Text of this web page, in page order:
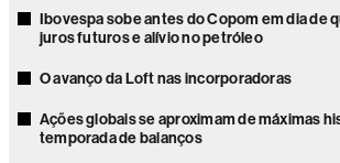
Ibovespa sobe antes do Copom em dia de
juros futuros e alívio no petróleo
O avanço da Loft nas incorporadoras
Ações globais se aproximam de máximas
temporada de balanços